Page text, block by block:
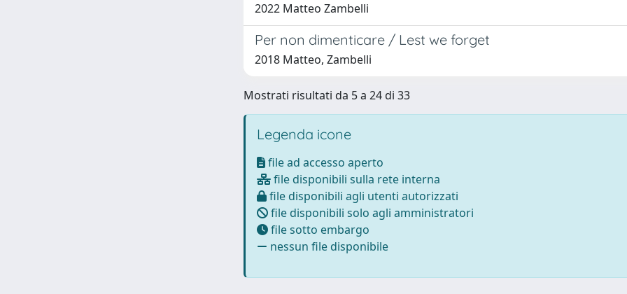
2022 Matteo Zambelli
Per non dimenticare / Lest we forget
2018 Matteo, Zambelli
Mostrati risultati da 5 a 24 di 33
Legenda icone
file ad accesso aperto
file disponibili sulla rete interna
file disponibili agli utenti autorizzati
file disponibili solo agli amministratori
file sotto embargo
nessun file disponibile